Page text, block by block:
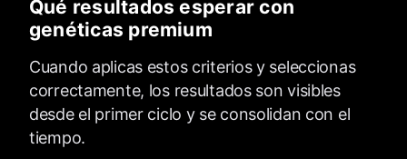
Qué resultados esperar con
genéticas premium
Cuando aplicas estos criterios y seleccionas
correctamente, los resultados son visibles
desde el primer ciclo y se consolidan con el
tiempo.